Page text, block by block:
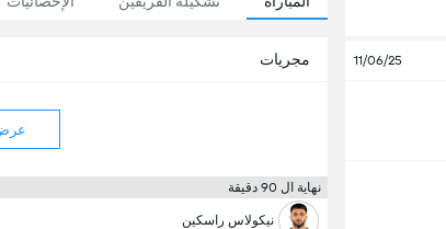
11/06/25 مجريات
نهاية ال 90 دقيقة
نيكولاس راسكين